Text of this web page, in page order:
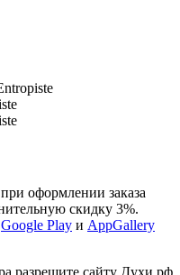
при оформлении заказа
скидку 3%.
Google Play и AppGallery
разрешите сайту Духи.рф